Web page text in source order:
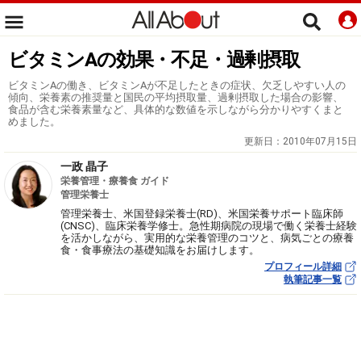
ビタミンAの効果・不足・過剰摂取
ビタミンAの働き、ビタミンAが不足したときの症状、欠乏しやすい人の
傾向、栄養素の推奨量と国民の平均摂取量、過剰摂取した場合の影響、
食品が含む栄養素量など、具体的な数値を示しながら分かりやすくまと
めました。
更新日： 2010年07月15日
一政 晶子
栄養管理・療養食 ガイド
管理栄養士
管理栄養士、米国登録栄養士(RD)、米国栄養サポート臨床師
(CNSC)、臨床栄養学修士。急性期病院の現場で働く栄養士経験
を活かしながら、実用的な栄養管理のコツと、病気ごとの療養
食・食事療法の基礎知識をお届けします。
プロフィール詳細
執筆記事一覧